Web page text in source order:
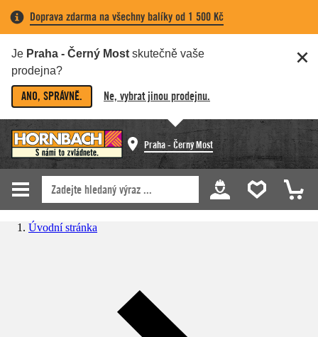
Doprava zdarma na všechny balíky od 1 500 Kč
Je Praha - Černý Most skutečně vaše
prodejna?
ANO, SPRÁVNĚ. Ne, vybrat jinou prodejnu.
Praha - Černý Most
Úvodní stránka